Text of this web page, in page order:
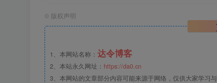
© 版权声明
1、本网站名称： 达令博客
2、本站永久网址： https://da0.cn
3、本网站的文章部分内容可能来源于网络，仅供大家学习